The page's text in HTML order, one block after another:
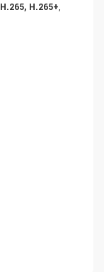
H.265, H.265+,